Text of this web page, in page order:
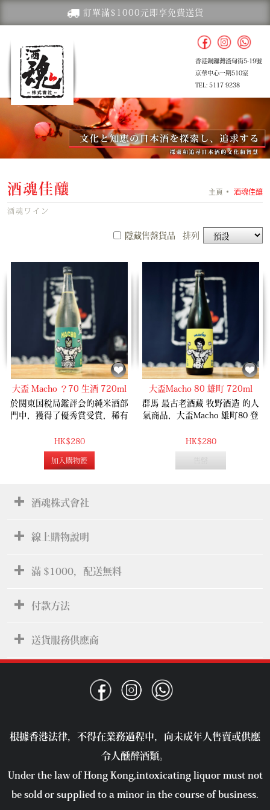
訂單滿$1000元即享免費送貨
香港銅鑼灣渣甸街5-19號
京華中心一期510室
TEL: 5117 9238
酒魂佳釀 主頁 酒魂佳釀
酒魂ワイン
隱藏售罄貨品 排列
⼤盃 Macho ？70 ⽣酒 720ml
於関東国稅局鑑評会的純米酒部
門中，獲得了優秀賞受賞，稀有
精米度只有70%，矇面代表了不
公開的米種，溫柔的香氣，優異
的結構，柔軟地包覆你的舌頭，
味蕾，是極具男子氣概的作品。
HK$280
加入購物籃
大盃Macho 80 雄町 720ml
群馬 最古老酒藏 牧野酒造 的人
氣商品，大盃Macho 雄町80 登
為主題，以優質的岡山縣產赤磐
HK$280
酒魂株式會社
線上購物說明
滿 $1000，配送無料
付款方法
送貨服務供應商
根據香港法律，不得在業務過程中，向未成年人售賣或供應
令人醺醉酒類。
Under the law of Hong Kong,intoxicating liquor must not
be sold or supplied to a minor in the course of business.